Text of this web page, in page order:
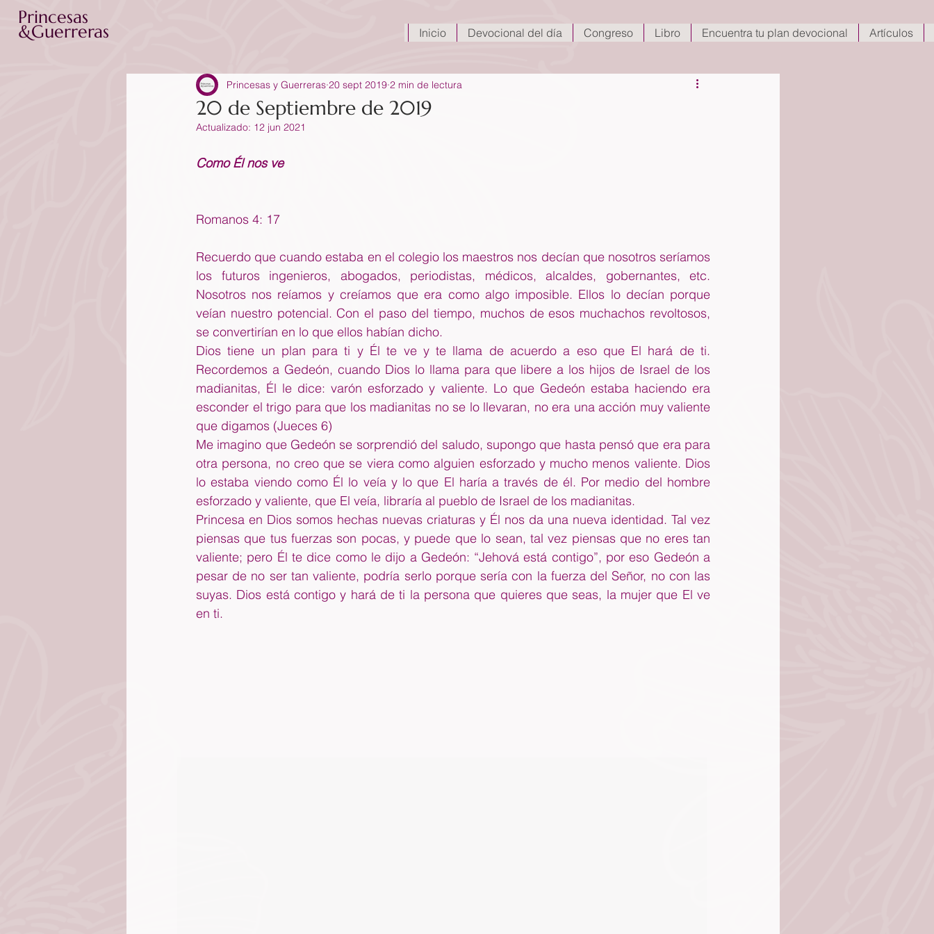
Princesas
&Guerreras Inicio Devocional del día Congreso Libro Encuentra tu plan devocional Artículos
20 de Septiembre de 2019
Princesas y Guerreras 20 sept 2019 2 min de lectura
Actualizado: 12 jun 2021
Como Él nos ve
Romanos 4: 17
Recuerdo que cuando estaba en el colegio los maestros nos decían que nosotros seríamos
los futuros ingenieros, abogados, periodistas, médicos, alcaldes, gobernantes, etc.
Nosotros nos reíamos y creíamos que era como algo imposible. Ellos lo decían porque
veían nuestro potencial. Con el paso del tiempo, muchos de esos muchachos revoltosos,
se convertirían en lo que ellos habían dicho.
Dios tiene un plan para ti y Él te ve y te llama de acuerdo a eso que El hará de ti.
Recordemos a Gedeón, cuando Dios lo llama para que libere a los hijos de Israel de los
madianitas, Él le dice: varón esforzado y valiente. Lo que Gedeón estaba haciendo era
esconder el trigo para que los madianitas no se lo llevaran, no era una acción muy valiente
que digamos (Jueces 6)
Me imagino que Gedeón se sorprendió del saludo, supongo que hasta pensó que era para
otra persona, no creo que se viera como alguien esforzado y mucho menos valiente. Dios
lo estaba viendo como Él lo veía y lo que El haría a través de él. Por medio del hombre
esforzado y valiente, que El veía, libraría al pueblo de Israel de los madianitas.
Princesa en Dios somos hechas nuevas criaturas y Él nos da una nueva identidad. Tal vez
piensas que tus fuerzas son pocas, y puede que lo sean, tal vez piensas que no eres tan
valiente; pero Él te dice como le dijo a Gedeón: “Jehová está contigo”, por eso Gedeón a
pesar de no ser tan valiente, podría serlo porque sería con la fuerza del Señor, no con las
suyas. Dios está contigo y hará de ti la persona que quieres que seas, la mujer que El ve
en ti.